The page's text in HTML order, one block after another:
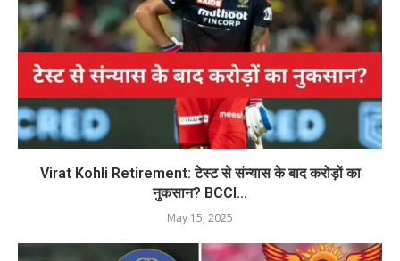
Virat Kohli Retirement: टेस्ट से संन्यास के बाद करोड़ों का
नुकसान? BCCI...
May 15, 2025